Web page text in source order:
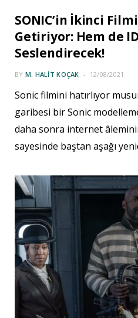
SONIC’in İkinci
Getiriyor: Hem de
Seslendirecek!
BY M. HALIT KOÇAK 12/08/2021
Sonic filmini hatırlıyor
garibesi bir Sonic
daha sonra internet
sayesinde baştan aşağı